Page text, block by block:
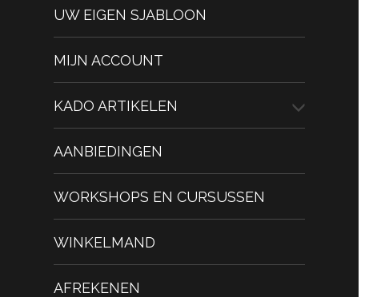
UW EIGEN SJABLOON
MIJN ACCOUNT
KADO ARTIKELEN
AANBIEDINGEN
WORKSHOPS EN CURSUSSEN
WINKELMAND
AFREKENEN